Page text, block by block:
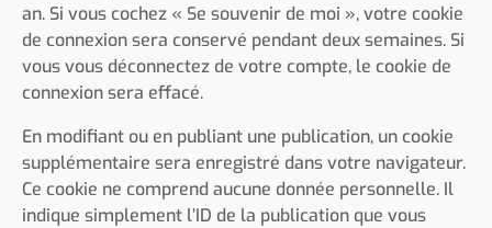
an. Si vous cochez « Se souvenir de moi », votre cookie
de connexion sera conservé pendant deux semaines. Si
vous vous déconnectez de votre compte, le cookie de
connexion sera effacé.
En modifiant ou en publiant une publication, un cookie
supplémentaire sera enregistré dans votre navigateur.
Ce cookie ne comprend aucune donnée personnelle. Il
indique simplement l’ID de la publication que vous